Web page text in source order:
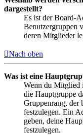
dargestellt?
Es ist der Board-
Benutzergruppen
deren Mitglieder
Nach oben
Was ist eine
Wenn du Mitglied
die Hauptgruppe
Gruppenrang, der
festzulegen. Ein
geben, deine
festzulegen.